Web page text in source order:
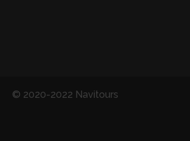
© 2020-2022 Navitours